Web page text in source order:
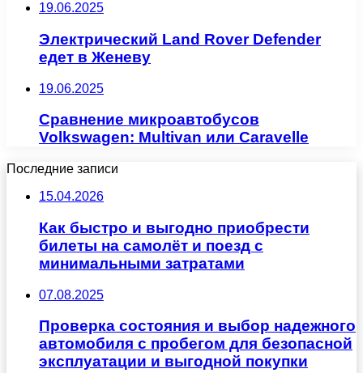
19.06.2025
Электрический Land Rover Defender
едет в Женеву
19.06.2025
Сравнение микроавтобусов
Volkswagen: Multivan или Caravelle
Последние записи
15.04.2026
Как быстро и выгодно приобрести
билеты на самолёт и поезд с
минимальными затратами
07.08.2025
Проверка состояния и выбор надежного
автомобиля с пробегом для безопасной
эксплуатации и выгодной покупки